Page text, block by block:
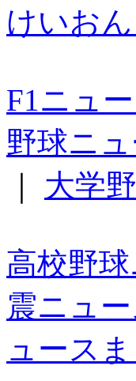
けいお
F1ニュ
野球ニ
大学
高校野
震ニュ
ュース